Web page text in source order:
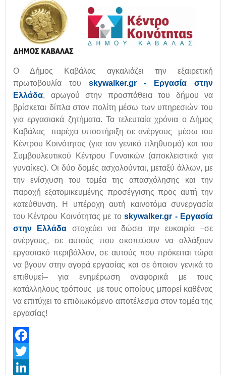
Ο Δήμος Καβάλας αγκαλιάζει την εξαιρετική
πρωτοβουλία του skywalker.gr - Εργασία στην
Ελλάδα, αρωγού στην προσπάθεια του δήμου να
βρίσκεται δίπλα στον πολίτη μέσω των υπηρεσιών του
για εργασιακά ζητήματα. Τα τελευταία χρόνια ο Δήμος
Καβάλας παρέχει υποστήριξη σε ανέργους μέσω του
Κέντρου Κοινότητας (για τον γενικό πληθυσμό) και του
Συμβουλευτικού Κέντρου Γυναικών (αποκλειστικά για
γυναίκες). Οι δύο δομές ασχολούνται, μεταξύ άλλων, με
την ενίσχυση του τομέα της απασχόλησης και την
παροχή εξατομικευμένης προσέγγισης προς αυτή την
κατεύθυνση. Η υπέροχη αυτή καινοτόμα συνεργασία
του Κέντρου Κοινότητας με τοskywalker.gr - Εργασία
στην Ελλάδα στοχεύει να δώσει την ευκαιρία –σε
ανέργους, σε αυτούς που σκοπεύουν να αλλάξουν
εργασιακό περιβάλλον, σε αυτούς που πρόκειται τώρα
να βγουν στην αγορά εργασίας και σε όποιον γενικά το
επιθυμεί– για ενημέρωση αναφορικά με τους
κατάλληλους τρόπους με τους οποίους μπορεί καθένας
να επιτύχει το επιδιωκόμενο αποτέλεσμα στον τομέα της
εργασίας!
Facebook
Twitter